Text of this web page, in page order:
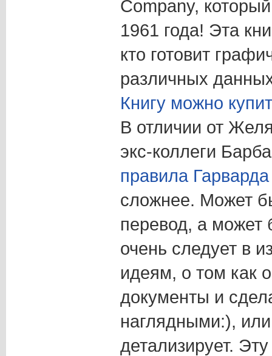
Company,
1961 года! Эта
кто готовит
различных
Книгу можно
В отличии от
экс-коллеги
правила
сложнее. Может
перевод, а может
очень следует в
идеям, о том как
документы и
наглядными:),
детализирует.